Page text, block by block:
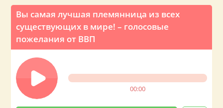
Вы самая лучшая племянница из всех
существующих в мире! – голосовые
пожелания от ВВП
00:00